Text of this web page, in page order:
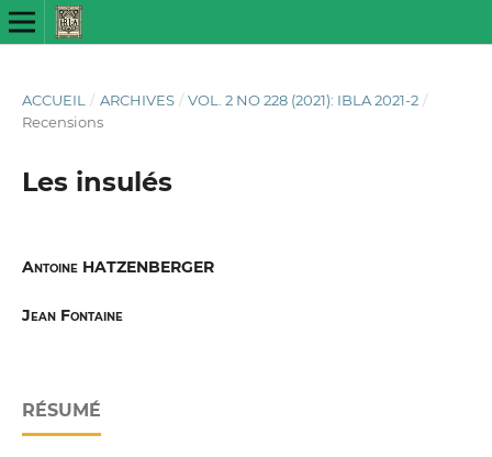
ACCUEIL / ARCHIVES / VOL. 2 NO 228 (2021): IBLA 2021-2 /
Recensions
Les insulés
Antoine HATZENBERGER
Jean Fontaine
RÉSUMÉ